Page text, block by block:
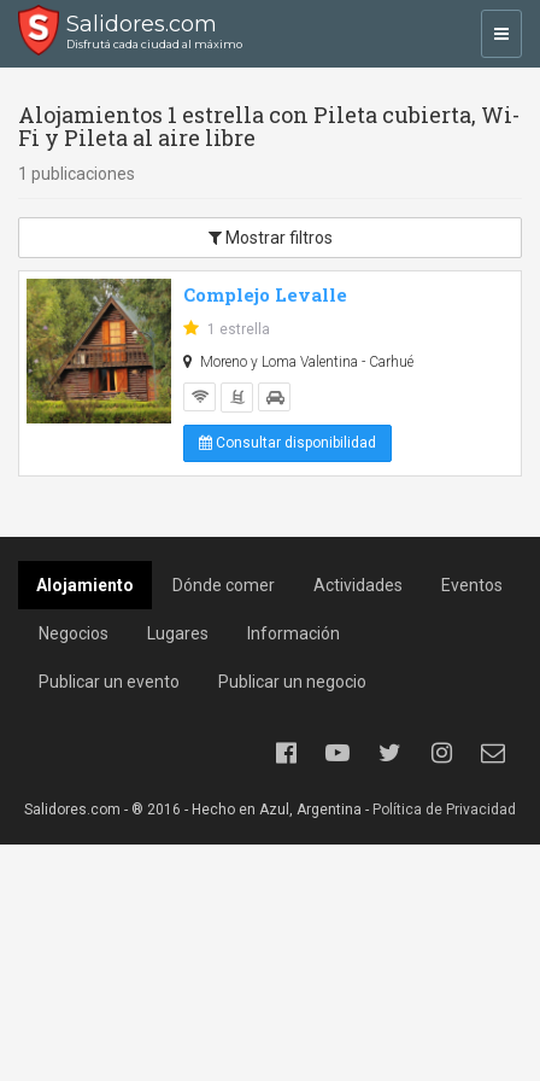
Salidores.com
Disfrutá cada ciudad al máximo
Alojamientos 1 estrella con Pileta cubierta, Wi-
Fi y Pileta al aire libre
1 publicaciones
Mostrar filtros
Complejo Levalle
1 estrella
Moreno y Loma Valentina - Carhué
Consultar disponibilidad
Alojamiento Dónde comer Actividades Eventos
Negocios Lugares Información
Publicar un evento Publicar un negocio
Salidores.com - ® 2016 - Hecho en Azul, Argentina - Política de Privacidad